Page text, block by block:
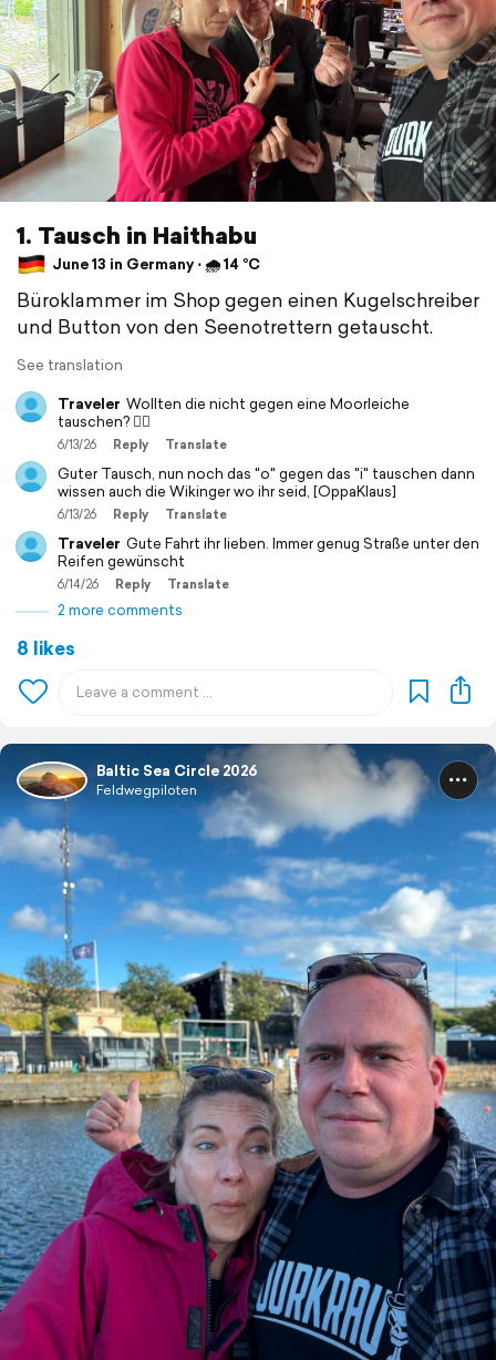
1. Tausch in Haithabu
June 13 in Germany ⋅ 🌧 14 °C
Büroklammer im Shop gegen einen Kugelschreiber
und Button von den Seenotrettern getauscht.
See translation
Traveler Wollten die nicht gegen eine Moorleiche
tauschen? 🧟‍♂️
6/13/26 Reply Translate
Guter Tausch, nun noch das "o" gegen das "i" tauschen dann
wissen auch die Wikinger wo ihr seid, [OppaKlaus]
6/13/26 Reply Translate
Traveler Gute Fahrt ihr lieben. Immer genug Straße unter den
Reifen gewünscht
6/14/26 Reply Translate
2 more comments
8 likes
Baltic Sea Circle 2026
Feldwegpiloten